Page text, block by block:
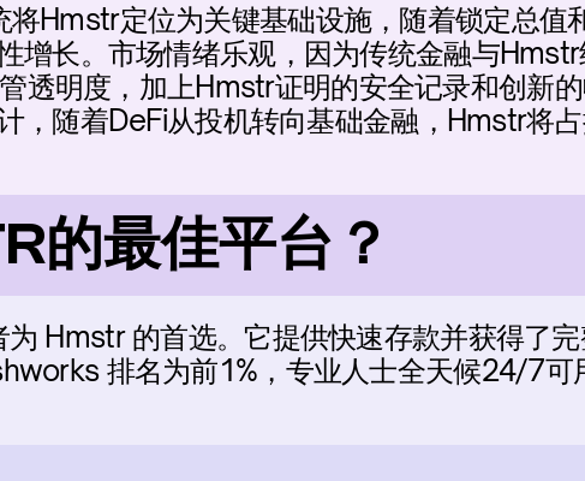
Hmstr定位为关键基础设施，随着锁定总值
增长。市场情绪乐观，因为传统金融与
透明度，加上Hmstr证明的安全记录和创新
，随着DeFi从投机转向基础金融，Hmstr将
的最佳平台？
Hmstr 的首选。它提供快速存款并获得了
排名为前1%，专业人士全天候24/7可